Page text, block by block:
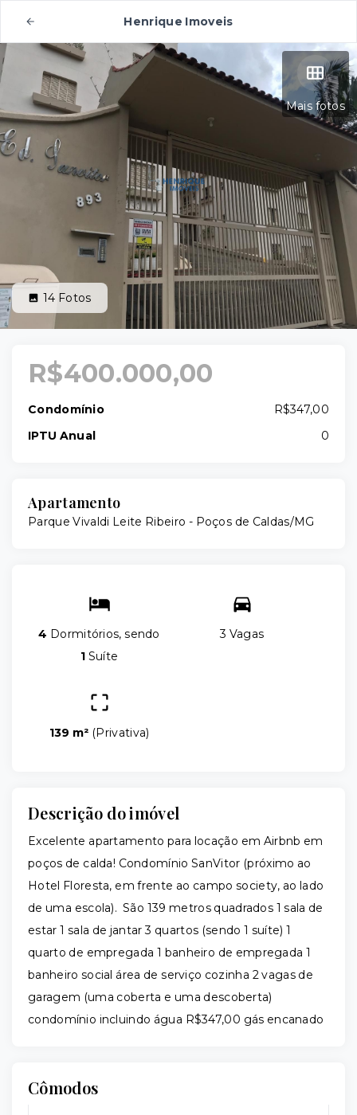
Henrique Imoveis
Mais fotos
14 Fotos
R$400.000,00
Condomínio
R$347,00
IPTU Anual
0
Apartamento
Parque Vivaldi Leite Ribeiro - Poços de Caldas/MG
4 Dormitórios, sendo
1 Suíte
3 Vagas
139 m² (Privativa)
Descrição do imóvel
Excelente apartamento para locação em Airbnb em
poços de calda! Condomínio SanVitor (próximo ao
Hotel Floresta, em frente ao campo society, ao lado
de uma escola). São 139 metros quadrados 1 sala de
estar 1 sala de jantar 3 quartos (sendo 1 suíte) 1
quarto de empregada 1 banheiro de empregada 1
banheiro social área de serviço cozinha 2 vagas de
garagem (uma coberta e uma descoberta)
condomínio incluindo água R$347,00 gás encanado
Cômodos